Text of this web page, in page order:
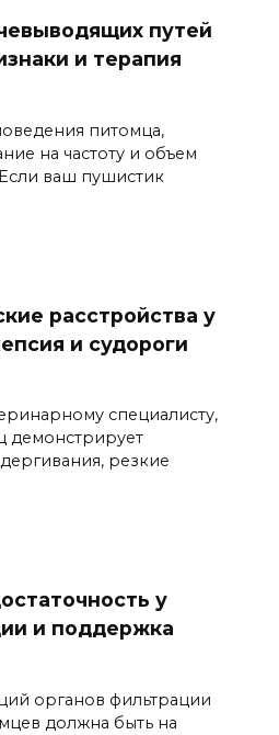
путей
и терапия
питомца,
на частоту и объем
ваш пушистик
расстройства у
и судороги
специалисту,
демонстрирует
резкие
у
и поддержка
органов фильтрации
должна быть на